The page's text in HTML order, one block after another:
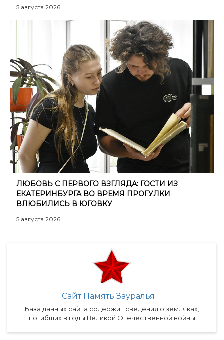
5 августа 2026
ЛЮБОВЬ С ПЕРВОГО ВЗГЛЯДА: ГОСТИ ИЗ
ЕКАТЕРИНБУРГА ВО ВРЕМЯ ПРОГУЛКИ
ВЛЮБИЛИСЬ В ЮГОВКУ
5 августа 2026
Сайт Память Зауралья
База данных сайта содержит сведения о земляках,
погибших в годы Великой Отечественной войны